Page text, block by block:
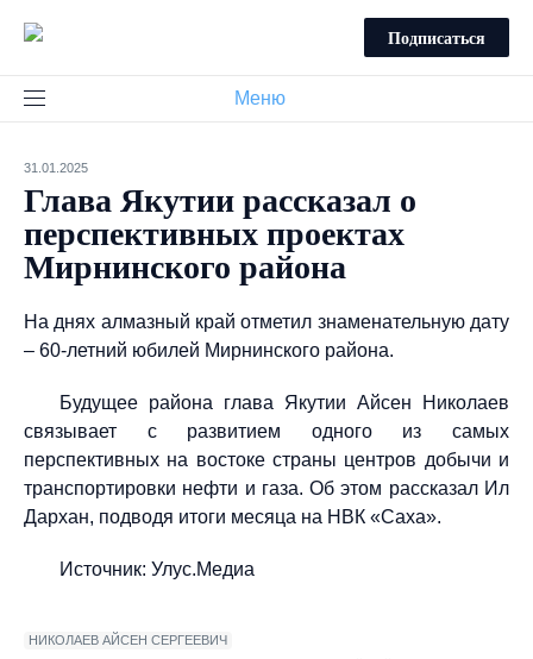
Подписаться
Меню
31.01.2025
Глава Якутии рассказал о
перспективных проектах
Мирнинского района
На днях алмазный край отметил знаменательную дату
– 60-летний юбилей Мирнинского района.
Будущее района глава Якутии Айсен Николаев
связывает с развитием одного из самых
перспективных на востоке страны центров добычи и
транспортировки нефти и газа. Об этом рассказал Ил
Дархан, подводя итоги месяца на НВК «Саха».
Источник: Улус.Медиа
НИКОЛАЕВ АЙСЕН СЕРГЕЕВИЧ